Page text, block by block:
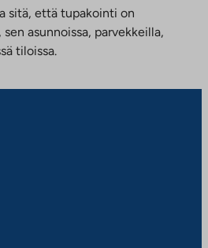
sitä, että tupakointi on
asunnoissa, parvekkeilla,
tiloissa.